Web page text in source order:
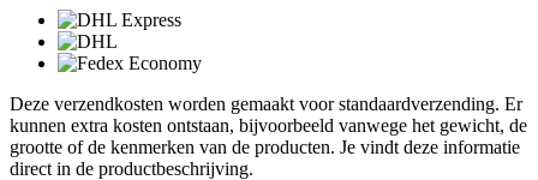
Deze verzendkosten worden gemaakt voor standaardverzending. Er
kunnen extra kosten ontstaan, bijvoorbeeld vanwege het gewicht, de
grootte of de kenmerken van de producten. Je vindt deze informatie
direct in de productbeschrijving.